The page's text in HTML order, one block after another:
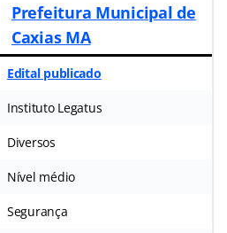
Prefeitura Municipal de
Caxias MA
Edital publicado
Instituto Legatus
Diversos
Nível médio
Segurança